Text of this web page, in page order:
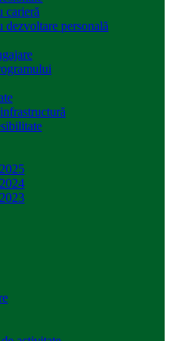
carieră
dezvoltare personală